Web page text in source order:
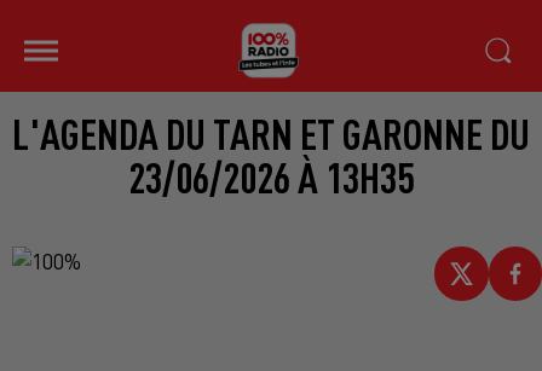
L'AGENDA DU TARN ET GARONNE DU
23/06/2026 À 13H35